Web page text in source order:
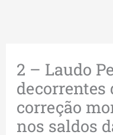
2 – Laudo
decorrentes
correção
nos saldos